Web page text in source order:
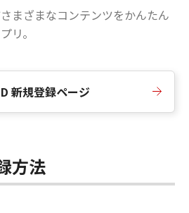
まざまなコンテンツをかんたん
リ。
新規登録ページ
方法